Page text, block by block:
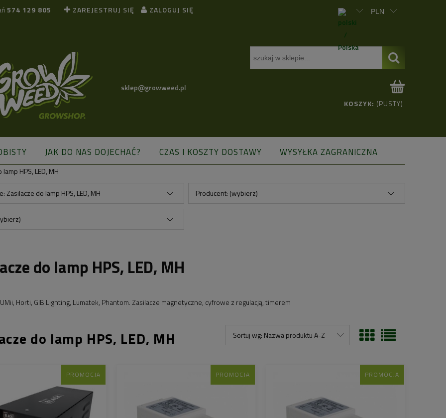
574 129 805 ZAREJESTRUJ SIĘ ZALOGUJ SIĘ
sklep@growweed.pl
KOSZYK: (PUSTY)
JAK DO NAS DOJECHAĆ? CZAS I KOSZTY DOSTAWY
WYSYŁKA ZAGRANICZNA
HPS, LED, MH
Zasilacze do lamp HPS, LED, MH Producent: (wybierz)
do lamp HPS, LED, MH
Horti, GIB Lighting, Lumatek, Phantom. Zasilacze magnetyczne, cyfrowe z regulacją, timerem
do lamp HPS, LED, MH Sortuj wg: Nazwa produktu A-Z
PROMOCJA PROMOCJA PROMOCJA